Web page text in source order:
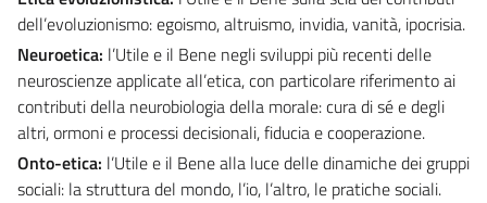
dell’evoluzionismo: egoismo, altruismo, invidia, vanità, ipocrisia.
Neuroetica: l’Utile e il Bene negli sviluppi più recenti delle
neuroscienze applicate all’etica, con particolare riferimento ai
contributi della neurobiologia della morale: cura di sé e degli
altri, ormoni e processi decisionali, fiducia e cooperazione.
Onto-etica: l’Utile e il Bene alla luce delle dinamiche dei gruppi
sociali: la struttura del mondo, l’io, l’altro, le pratiche sociali.